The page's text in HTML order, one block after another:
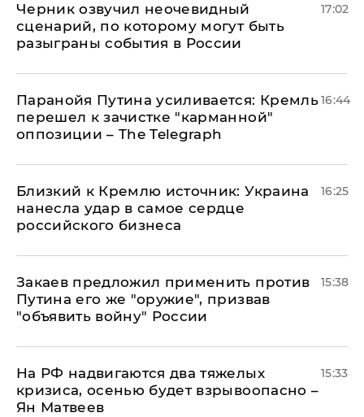
Черник озвучил неочевидный
сценарий, по которому могут быть
разыграны события в России
17:02
Паранойя Путина усиливается: Кремль
перешел к зачистке "карманной"
оппозиции – The Telegraph
16:44
Близкий к Кремлю источник: Украина
нанесла удар в самое сердце
российского бизнеса
16:25
Закаев предложил применить против
Путина его же "оружие", призвав
"объявить войну" России
15:38
На РФ надвигаются два тяжелых
кризиса, осенью будет взрывоопасно –
Ян Матвеев
15:33